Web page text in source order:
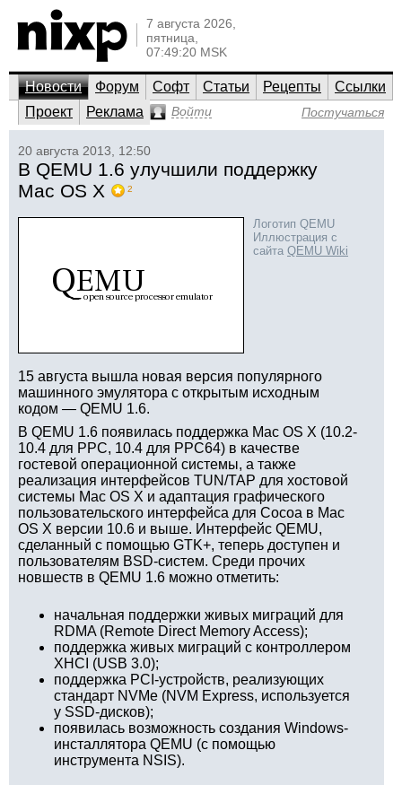
7 августа 2026,
пятница,
07:49:20 MSK
Новости Форум Софт Статьи Рецепты
Ссылки
Проект
Реклама Войти Постучаться
20 августа 2013, 12:50
В QEMU 1.6 улучшили поддержку
Mac OS X
2
Логотип QEMU
Иллюстрация с
сайта QEMU Wiki
15 августа вышла новая версия популярного
машинного эмулятора с открытым исходным
кодом — QEMU 1.6.
В QEMU 1.6 появилась поддержка Mac OS X (10.2-
10.4 для PPC, 10.4 для PPC64) в качестве
гостевой операционной системы, а также
реализация интерфейсов TUN/TAP для хостовой
системы Mac OS X и адаптация графического
пользовательского интерфейса для Cocoa в Mac
OS X версии 10.6 и выше. Интерфейс QEMU,
сделанный с помощью GTK+, теперь доступен и
пользователям BSD-систем. Среди прочих
новшеств в QEMU 1.6 можно отметить:
начальная поддержки живых миграций для
RDMA (Remote Direct Memory Access);
поддержка живых миграций с контроллером
XHCI (USB 3.0);
поддержка PCI-устройств, реализующих
стандарт NVMe (NVM Express, используется
у SSD-дисков);
появилась возможность создания Windows-
инсталлятора QEMU (с помощью
инструмента NSIS).